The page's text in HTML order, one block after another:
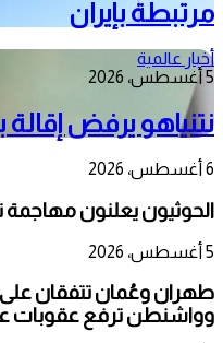
مرتبطة بإيران
أخبار عالمية
5 أغسطس، 2026
نتنياهو يرفض
6 أغسطس، 2026
الحوثيون يعلنون
5 أغسطس، 2026
طهران وعُمان تتفقان على
وواشنطن ترفع عقوبات